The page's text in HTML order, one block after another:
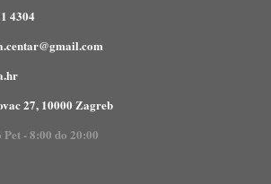
4304
27, 10000 Zagreb
Pet - 8:00 do 20:00